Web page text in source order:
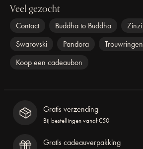
Veel gezocht
Contact Buddha to Buddha Zinzi
Swarovski
Pandora
Trouwringen
Koop een cadeaubon
Gratis verzending
Bij bestellingen vanaf €50
Gratis cadeauverpakking